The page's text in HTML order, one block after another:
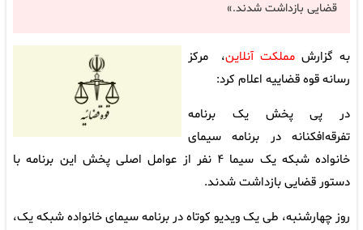
قضایی بازداشت شدند.»
به گزارش مملکت آنلاین، مرکز
رسانه قوه قضاییه اعلام کرد:
در پی پخش یک برنامه
تفرقه‌افکنانه در برنامه سیمای
خانواده شبکه یک سیما ۴ نفر از عوامل اصلی پخش این برنامه با
دستور قضایی بازداشت شدند.
روز چهارشنبه، طی یک ویدیو کوتاه در برنامه سیمای خانواده شبکه یک،